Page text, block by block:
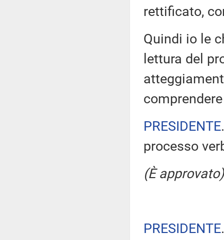
rettificato,
Quindi io le
lettura del
PRESIDENTE
processo
(È approvato)
PRESIDENTE